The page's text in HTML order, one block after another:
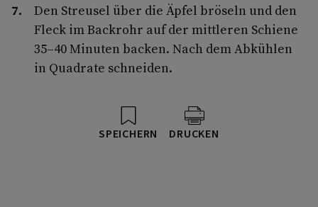
Den Streusel über die Äpfel bröseln und den
Fleck im Backrohr auf der mittleren Schiene
35–40 Minuten backen. Nach dem Abkühlen
in Quadrate schneiden.
SPEICHERN DRUCKEN